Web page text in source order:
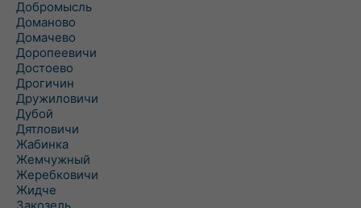
Добромысль
Доманово
Домачево
Доропеевичи
Достоево
Дрогичин
Дружиловичи
Дубой
Дятловичи
Жабинка
Жемчужный
Жеребковичи
Жидче